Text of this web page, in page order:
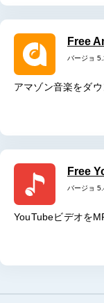
Free
バージョ
アマゾン音楽をダ
Free
バージョ
YouTubeビデオを